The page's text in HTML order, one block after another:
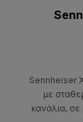
Sennheiser
με
κανάλια, σε